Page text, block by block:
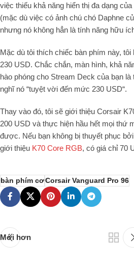
việc thiếu khả năng hiển thị đa dạng
(mặc dù việc có ảnh chú chó Daphne
nhưng nó không hẳn là tính năng hữu
Mặc dù tôi thích chiếc bàn phím này, tôi
230 USD. Chắc chắn, màn hình, khả
hào phóng cho Stream Deck của bạn
nghĩ nó “tuyệt vời đến mức 230 USD“.
Thay vào đó, tôi sẽ giới thiệu Corsair K
200 USD và thực hiện hầu hết mọi thứ
được. Nếu bạn không bị thuyết phục
giới thiệu K70 Core RGB, có giá chỉ70
bàn phím cơCorsair Vanguard Pro 96
Mới hơn